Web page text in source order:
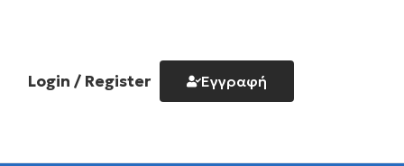
Login / Register Εγγραφή